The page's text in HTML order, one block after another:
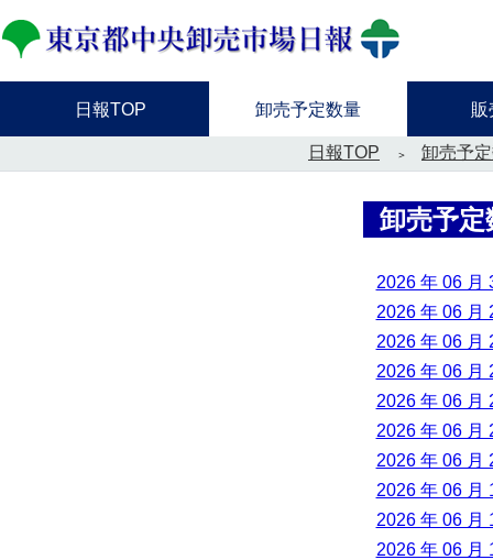
日報TOP 卸売予定数量 販
日報TOP 卸売予
卸売予定
2026 年 06 月
2026 年 06 月
2026 年 06 月
2026 年 06 月
2026 年 06 月
2026 年 06 月
2026 年 06 月
2026 年 06 月
2026 年 06 月
2026 年 06 月